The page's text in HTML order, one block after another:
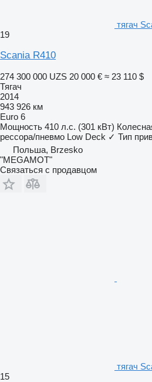
тягач
19
Scania R410
274 300 000 UZS 20 000 € ≈ 23 110 $
Тягач
2014
943 926 км
Euro 6
Мощность 410 л.с. (301 кВт)
рессора/пневмо Low Deck ✓ Тип
Польша, Brzesko
"MEGAMOT"
Связаться с продавцом
тягач
15